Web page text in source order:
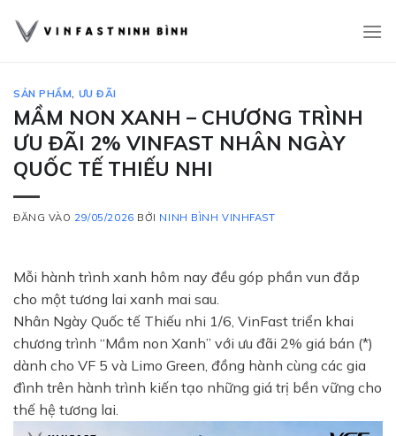
qua
SẢN PHẨM, ƯU ĐÃI
MẦM NON XANH – CHƯƠNG TRÌNH
ƯU ĐÃI 2% VINFAST NHÂN NGÀY
QUỐC TẾ THIẾU NHI
ĐĂNG VÀO 29/05/2026 BỞI NINH BÌNH VINHFAST
Mỗi hành trình xanh hôm nay đều góp phần vun đắp
cho một tương lai xanh mai sau.
Nhân Ngày Quốc tế Thiếu nhi 1/6, VinFast triển khai
chương trình “Mầm non Xanh” với ưu đãi 2% giá bán (*)
dành cho VF 5 và Limo Green, đồng hành cùng các gia
đình trên hành trình kiến tạo những giá trị bền vững cho
thế hệ tương lai.